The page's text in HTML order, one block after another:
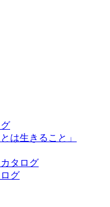
は生きること」
タログ
グ